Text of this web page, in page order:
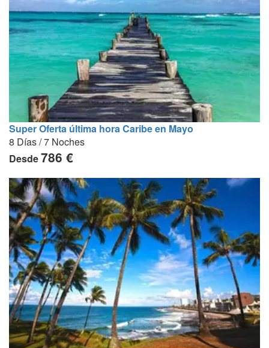
Super Oferta última hora Caribe en Mayo
8 Días / 7 Noches
Desde786 €